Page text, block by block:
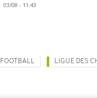
03/08 - 11:43
FOOTBALL LIGUE DES